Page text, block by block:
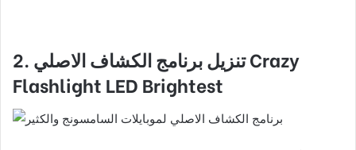
2. تنزيل برنامج الكشاف الاصليCrazy
Flashlight LED Brightest